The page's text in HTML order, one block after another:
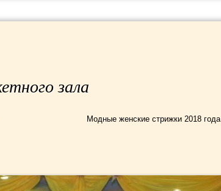
зала
Модные женские стрижки 2018 года